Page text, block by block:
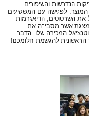
הנדרשות והשיפורים
המוצר. לפגישה עם המשקיעים
את השרטוטים, הדיאגרמות
אשר מסבירה את
המכירה שלו. הדבר
הראשונית להגשמת חלומכם!